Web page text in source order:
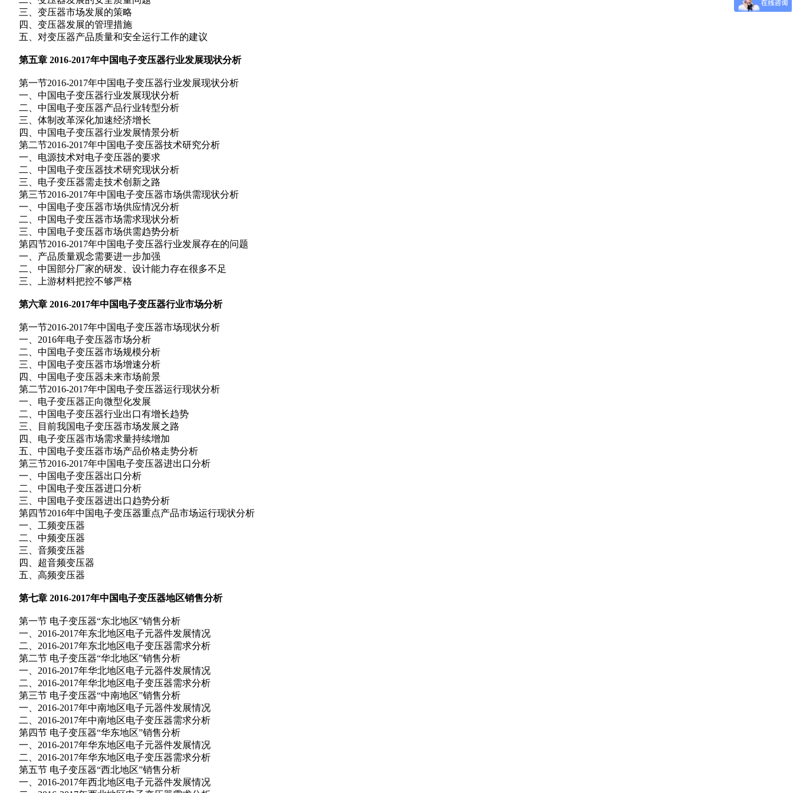
三、变压器市场发展的策略
四、变压器发展的管理措施
五、对变压器产品质量和安全运行工作的建议
第五章 2016-2017年中国电子变压器行业发展现状分析
第一节2016-2017年中国电子变压器行业发展现状分析
一、中国电子变压器行业发展现状分析
二、中国电子变压器产品行业转型分析
三、体制改革深化加速经济增长
四、中国电子变压器行业发展情景分析
第二节2016-2017年中国电子变压器技术研究分析
一、电源技术对电子变压器的要求
二、中国电子变压器技术研究现状分析
三、电子变压器需走技术创新之路
第三节2016-2017年中国电子变压器市场供需现状分析
一、中国电子变压器市场供应情况分析
二、中国电子变压器市场需求现状分析
三、中国电子变压器市场供需趋势分析
第四节2016-2017年中国电子变压器行业发展存在的问题
一、产品质量观念需要进一步加强
二、中国部分厂家的研发、设计能力存在很多不足
三、上游材料把控不够严格
第六章 2016-2017年中国电子变压器行业市场分析
第一节2016-2017年中国电子变压器市场现状分析
一、2016年电子变压器市场分析
二、中国电子变压器市场规模分析
三、中国电子变压器市场增速分析
四、中国电子变压器未来市场前景
第二节2016-2017年中国电子变压器运行现状分析
一、电子变压器正向微型化发展
二、中国电子变压器行业出口有增长趋势
三、目前我国电子变压器市场发展之路
四、电子变压器市场需求量持续增加
五、中国电子变压器市场产品价格走势分析
第三节2016-2017年中国电子变压器进出口分析
一、中国电子变压器出口分析
二、中国电子变压器进口分析
三、中国电子变压器进出口趋势分析
第四节2016年中国电子变压器重点产品市场运行现状分析
一、工频变压器
二、中频变压器
三、音频变压器
四、超音频变压器
五、高频变压器
第七章 2016-2017年中国电子变压器地区销售分析
第一节 电子变压器“东北地区”销售分析
一、2016-2017年东北地区电子元器件发展情况
二、2016-2017年东北地区电子变压器需求分析
第二节 电子变压器“华北地区”销售分析
一、2016-2017年华北地区电子元器件发展情况
二、2016-2017年华北地区电子变压器需求分析
第三节 电子变压器“中南地区”销售分析
一、2016-2017年中南地区电子元器件发展情况
二、2016-2017年中南地区电子变压器需求分析
第四节 电子变压器“华东地区”销售分析
一、2016-2017年华东地区电子元器件发展情况
二、2016-2017年华东地区电子变压器需求分析
第五节 电子变压器“西北地区”销售分析
一、2016-2017年西北地区电子元器件发展情况